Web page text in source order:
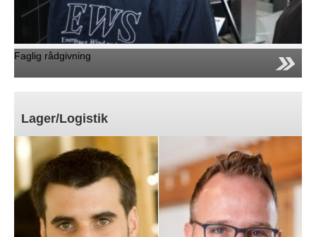
Faglig rådgivning
Lager/Logistik